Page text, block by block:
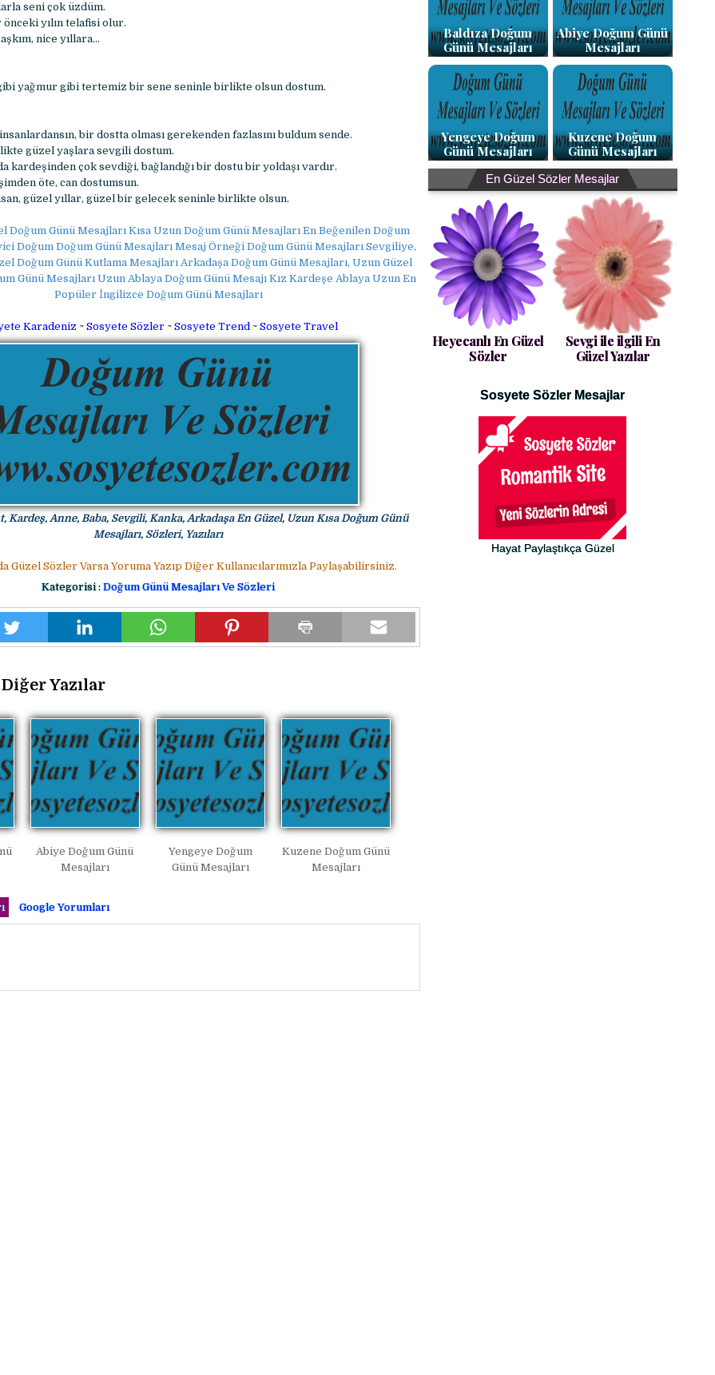
seni çok üzdüm.
önceki yılın telafisi olur.
nice yıllara…
gibi yağmur gibi tertemiz bir sene seninle birlikte olsun dostum.
insanlardansın, bir dostta olması gerekenden fazlasını buldum sende.
güzel yaşlara sevgili dostum.
kardeşinden çok sevdiği, bağlandığı bir dostu bir yoldaşı vardır.
öte, can dostumsun.
güzel yıllar, güzel bir gelecek seninle birlikte olsun.
Doğum Günü Mesajları Kısa Uzun Doğum Günü Mesajları En Beğenilen Doğum
Doğum Doğum Günü Mesajları Mesaj Örneği Doğum Günü Mesajları Sevgiliye,
Doğum Günü Kutlama Mesajları Arkadaşa Doğum Günü Mesajları, Uzun Güzel
Günü Mesajları Uzun Ablaya Doğum Günü Mesajı Kız Kardeşe Ablaya Uzun En
Popüler İngilizce Doğum Günü Mesajları
Karadeniz ~ Sosyete Sözler ~ Sosyete Trend~ Sosyete Travel
Kardeş, Anne, Baba, Sevgili, Kanka, Arkadaşa En Güzel, Uzun Kısa Doğum Günü
Mesajları, Sözleri, Yazıları
Güzel Sözler Varsa Yoruma Yazıp Diğer Kullanıcılarımızla Paylaşabilirsiniz.
Kategorisi : Doğum Günü Mesajları Ve Sözleri
Yazılar
Abiye Doğum Günü
Mesajları
Yengeye Doğum
Günü Mesajları
Kuzene Doğum Günü
Mesajları
Google Yorumları
Baldıza Doğum
Günü Mesajları
Abiye Doğum Günü
Mesajları
Yengeye Doğum
Günü Mesajları
Kuzene Doğum
Günü Mesajları
En Güzel Sözler Mesajlar
Heyecanlı En Güzel
Sözler
Sevgi ile ilgili En
Güzel Yazılar
Sosyete Sözler Mesajlar
Hayat Paylaştıkça Güzel